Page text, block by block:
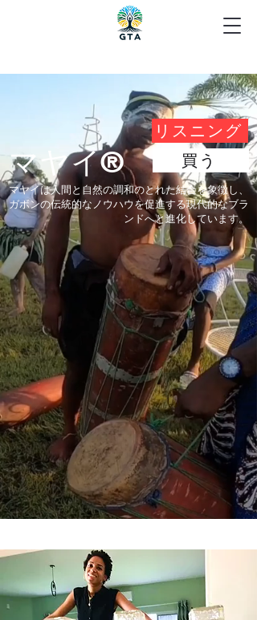
リスニング
マヤイ® 買う
マヤイは人間と自然の調和のとれた結合を象徴し、
ガボンの伝統的なノウハウを促進する現代的なブラ
ンドへと進化しています。